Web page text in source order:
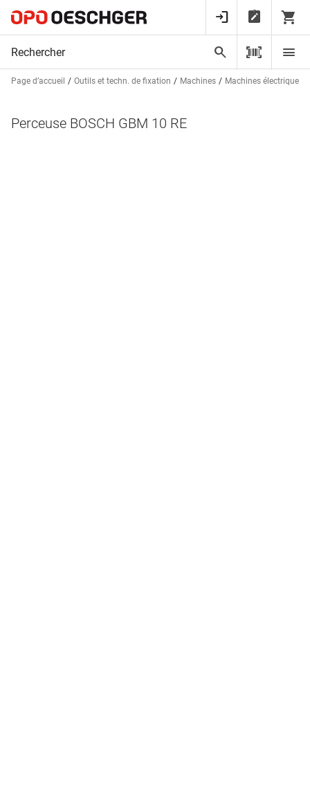
Page d’accueil Outils et techn. de fixation Machines Machines électriques
Perceuse BOSCH GBM 10 RE